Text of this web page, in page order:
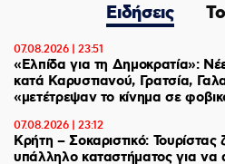
Ειδήσεις
07.08.2026 | 23:51
«Ελπίδα για τη Δημοκρατία»:
κατά Καρυστιανού, Γρατσία,
«μετέτρεψαν το κίνημα σε
07.08.2026 | 23:12
Κρήτη – Σοκαριστικό:
υπάλληλο καταστήματος για να